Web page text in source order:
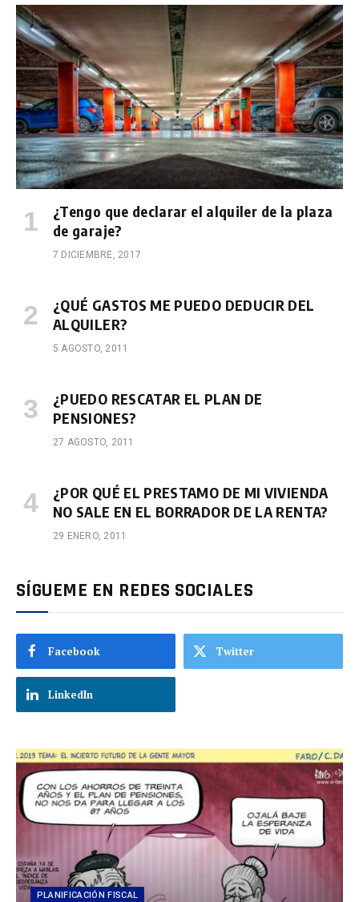
¿Tengo que declarar el alquiler de la plaza
de garaje?
7 DICIEMBRE, 2017
¿QUÉ GASTOS ME PUEDO DEDUCIR DEL
ALQUILER?
5 AGOSTO, 2011
¿PUEDO RESCATAR EL PLAN DE
PENSIONES?
27 AGOSTO, 2011
¿POR QUÉ EL PRESTAMO DE MI VIVIENDA
NO SALE EN EL BORRADOR DE LA RENTA?
29 ENERO, 2011
SÍGUEME EN REDES SOCIALES
Facebook Twitter
LinkedIn
PLANIFICACIÓN FISCAL